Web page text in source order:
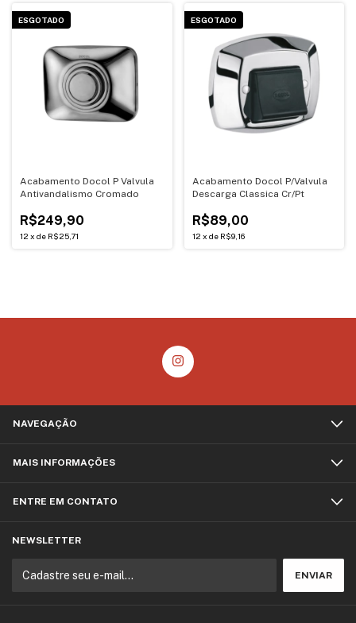
ESGOTADO
Acabamento Docol P Valvula
Antivandalismo Cromado
R$249,90
12 x de R$25,71
ESGOTADO
Acabamento Docol P/Valvula
Descarga Classica Cr/Pt
R$89,00
12 x de R$9,16
NAVEGAÇÃO
MAIS INFORMAÇÕES
ENTRE EM CONTATO
NEWSLETTER